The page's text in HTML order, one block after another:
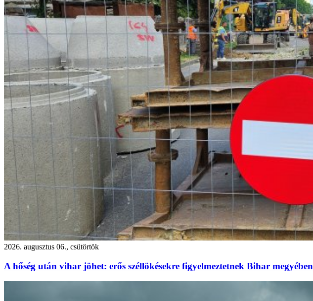
2026. augusztus 06., csütörtök
A hőség után vihar jöhet: erős széllökésekre figyelmeztetnek Bihar megyében